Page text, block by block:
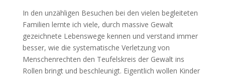
In den unzähligen Besuchen bei den vielen begleiteten
Familien lernte ich viele, durch massive Gewalt
gezeichnete Lebenswege kennen und verstand immer
besser, wie die systematische Verletzung von
Menschenrechten den Teufelskreis der Gewalt ins
Rollen bringt und beschleunigt. Eigentlich wollen Kinder